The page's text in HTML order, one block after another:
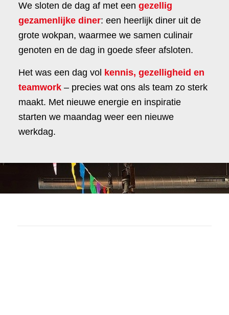
We sloten de dag af met een gezellig
gezamenlijke diner: een heerlijk diner uit de
grote wokpan, waarmee we samen culinair
genoten en de dag in goede sfeer afsloten.
Het was een dag vol kennis, gezelligheid en
teamwork– precies wat ons als team zo sterk
maakt. Met nieuwe energie en inspiratie
starten we maandag weer een nieuwe
werkdag.